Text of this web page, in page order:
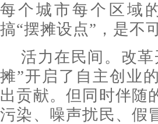
每个城市每个区域
搞“摆摊设点”，是不
活力在民间。改
摊”开启了自主创业
出贡献。但同时伴随
污染、噪声扰民、假